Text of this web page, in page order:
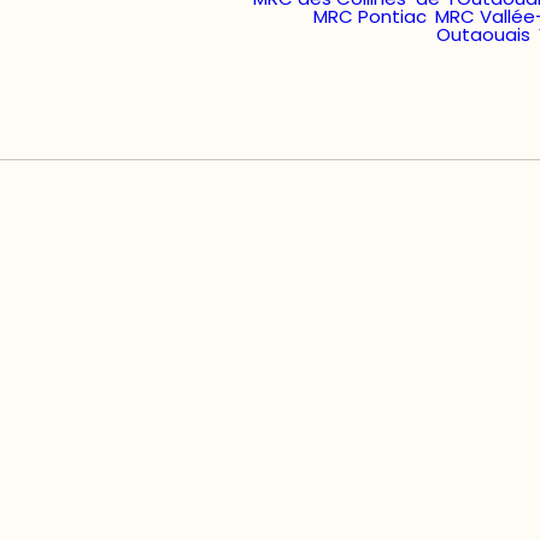
MRC Pontiac, MRC
Outaouais